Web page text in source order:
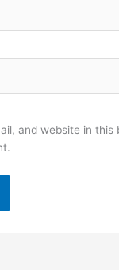
and website in this